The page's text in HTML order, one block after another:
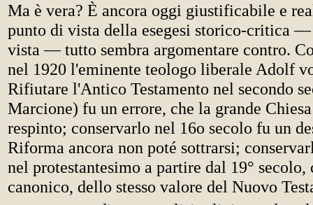
Ma è vera? È ancora oggi giustificabile e
punto di vista della esegesi storico-critica
vista — tutto sembra argomentare contro.
nel 1920 l'eminente teologo liberale Adolf
Rifiutare l'Antico Testamento nel secondo
Marcione) fu un errore, che la grande
respinto; conservarlo nel 16o secolo fu un
Riforma ancora non poté sottrarsi;
nel protestantesimo a partire dal 19° secolo,
canonico, dello stesso valore del Nuovo